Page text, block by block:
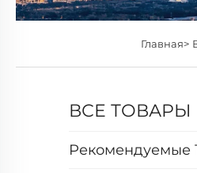
Главная>
ВСЕ ТОВАРЫ
Рекомендуемые